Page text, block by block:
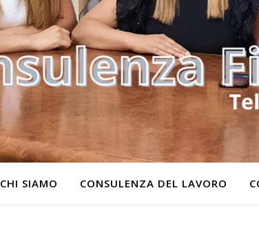
CHI SIAMO CONSULENZA DEL LAVORO